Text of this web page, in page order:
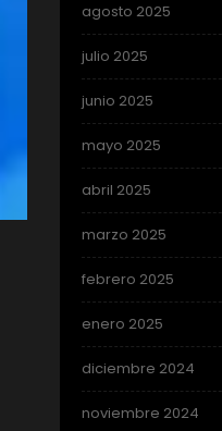
agosto 2025
julio 2025
junio 2025
mayo 2025
abril 2025
marzo 2025
febrero 2025
enero 2025
diciembre 2024
noviembre 2024